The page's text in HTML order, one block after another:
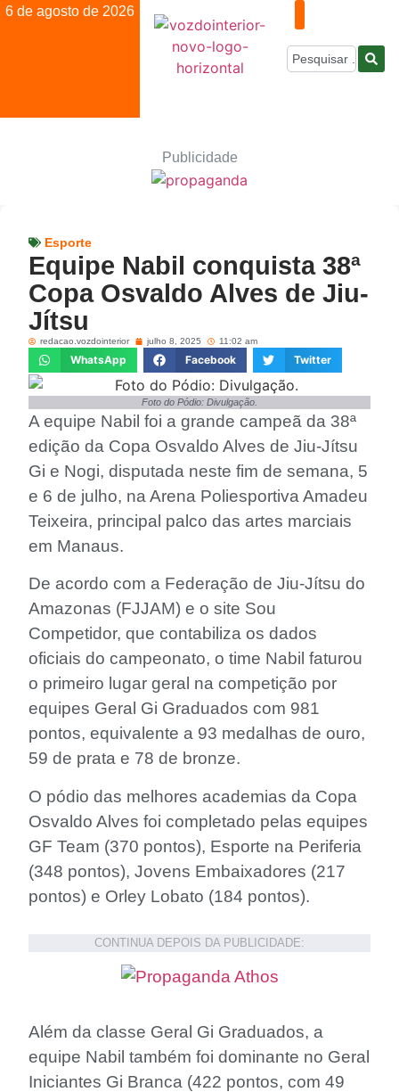
6 de agosto de 2026
Publicidade
Esporte
Equipe Nabil conquista 38ª
Copa Osvaldo Alves de Jiu-
Jítsu
redacao.vozdointerior julho 8, 2025 11:02 am
WhatsApp Facebook Twitter
Foto do Pódio: Divulgação.
A equipe Nabil foi a grande campeã da 38ª
edição da Copa Osvaldo Alves de Jiu-Jítsu
Gi e Nogi, disputada neste fim de semana, 5
e 6 de julho, na Arena Poliesportiva Amadeu
Teixeira, principal palco das artes marciais
em Manaus.
De acordo com a Federação de Jiu-Jítsu do
Amazonas (FJJAM) e o site Sou
Competidor, que contabiliza os dados
oficiais do campeonato, o time Nabil faturou
o primeiro lugar geral na competição por
equipes Geral Gi Graduados com 981
pontos, equivalente a 93 medalhas de ouro,
59 de prata e 78 de bronze.
O pódio das melhores academias da Copa
Osvaldo Alves foi completado pelas equipes
GF Team (370 pontos), Esporte na Periferia
(348 pontos), Jovens Embaixadores (217
pontos) e Orley Lobato (184 pontos).
CONTINUA DEPOIS DA PUBLICIDADE:
Além da classe Geral Gi Graduados, a
equipe Nabil também foi dominante no Geral
Iniciantes Gi Branca (422 pontos, com 49